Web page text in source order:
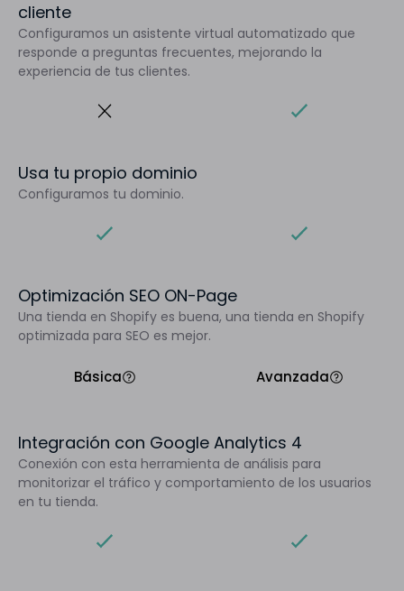
cliente
Configuramos un asistente virtual automatizado que
responde a preguntas frecuentes, mejorando la
experiencia de tus clientes.
Usa tu propio dominio
Configuramos tu dominio.
Optimización SEO ON-Page
Una tienda en Shopify es buena, una tienda en Shopify
optimizada para SEO es mejor.
Básica Avanzada
Integración con Google Analytics 4
Conexión con esta herramienta de análisis para
monitorizar el tráfico y comportamiento de los usuarios
en tu tienda.